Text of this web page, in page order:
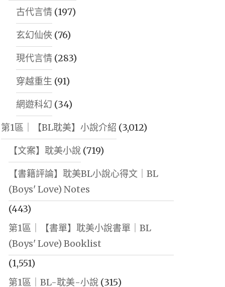
古代言情(197)
玄幻仙俠 (76)
現代言情(283)
穿越重生 (91)
網遊科幻 (34)
第1區｜【BL耽美】小說介紹 (3,012)
【文案】耽美小說(719)
【書籍評論】耽美BL小說心得文｜BL
(Boys' Love) Notes
(443)
第1區｜【書單】耽美小說書單｜BL
(Boys' Love) Booklist
(1,551)
第1區｜BL-耽美-小說(315)